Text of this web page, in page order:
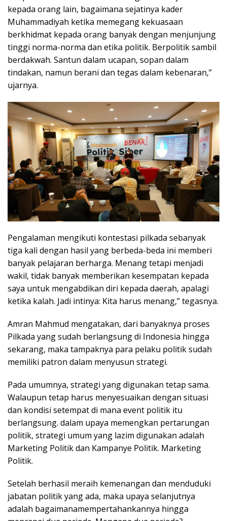
kepada orang lain, bagaimana sejatinya kader
Muhammadiyah ketika memegang kekuasaan
berkhidmat kepada orang banyak dengan menjunjung
tinggi norma-norma dan etika politik. Berpolitik sambil
berdakwah. Santun dalam ucapan, sopan dalam
tindakan, namun berani dan tegas dalam kebenaran,”
ujarnya.
Pengalaman mengikuti kontestasi pilkada sebanyak
tiga kali dengan hasil yang berbeda-beda ini memberi
banyak pelajaran berharga. Menang tetapi menjadi
wakil, tidak banyak memberikan kesempatan kepada
saya untuk mengabdikan diri kepada daerah, apalagi
ketika kalah. Jadi intinya: Kita harus menang,” tegasnya.
Amran Mahmud mengatakan, dari banyaknya proses
Pilkada yang sudah berlangsung di Indonesia hingga
sekarang, maka tampaknya para pelaku politik sudah
memiliki patron dalam menyusun strategi.
Pada umumnya, strategi yang digunakan tetap sama.
Walaupun tetap harus menyesuaikan dengan situasi
dan kondisi setempat di mana event politik itu
berlangsung. dalam upaya memengkan pertarungan
politik, strategi umum yang lazim digunakan adalah
Marketing Politik dan Kampanye Politik. Marketing
Politik.
Setelah berhasil meraih kemenangan dan menduduki
jabatan politik yang ada, maka upaya selanjutnya
adalah bagaimanamempertahankannya hingga